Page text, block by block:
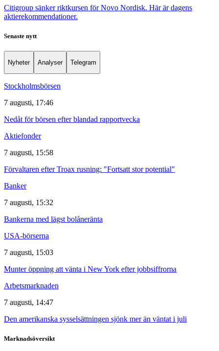
Citigroup sänker riktkursen för Novo Nordisk. Här är dagens
aktierekommendationer.
Senaste nytt
Nyheter Analyser Telegram
Stockholmsbörsen
7 augusti, 17:46
Nedåt för börsen efter blandad rapportvecka
Aktiefonder
7 augusti, 15:58
Förvaltaren efter Troax rusning: "Fortsatt stor potential"
Banker
7 augusti, 15:32
Bankerna med lägst bolåneränta
USA-börserna
7 augusti, 15:03
Munter öppning att vänta i New York efter jobbsiffrorna
Arbetsmarknaden
7 augusti, 14:47
Den amerikanska sysselsättningen sjönk mer än väntat i juli
Marknadsöversikt